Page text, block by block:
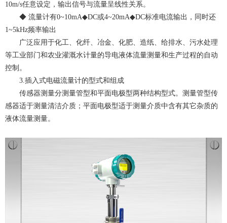
10m/s任意设定，输出信号与流量呈线性关系。
◆ 流量计有0~10mA◆DC或4~20mA◆DC标准电流输出，同时还
1~5kHz频率输出
广泛应用于化工、化纤、冶金、化肥、造纸、给排水、污水处理
等工业部门和农业灌溉水计量的导电液体流量测量和生产过程的自动
控制。
3.插入式电磁流量计的型式和组成
传感器测量分测量管型和平面电极型两种结构型式。测量管型传
感器适于测量清洁介质；平面电极型适于测量介质中含有其它杂质的
液体流量测量。